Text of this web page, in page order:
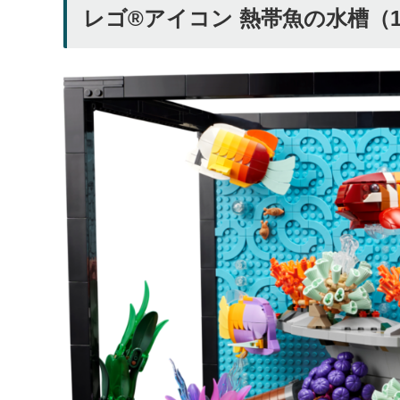
レゴ®アイコン 熱帯魚の水槽（